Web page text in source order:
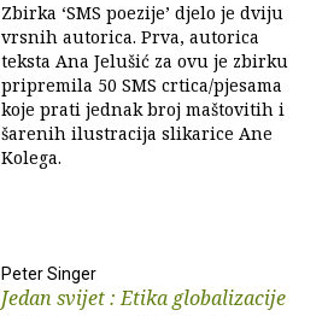
Zbirka ‘SMS poezije’ djelo je dviju
vrsnih autorica. Prva, autorica
teksta Ana Jelušić za ovu je zbirku
pripremila 50 SMS crtica/pjesama
koje prati jednak broj maštovitih i
šarenih ilustracija slikarice Ane
Kolega.
Peter Singer
Jedan svijet : Etika globalizacije